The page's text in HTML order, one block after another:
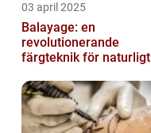
03 april 2025
Balayage: en
revolutionerande
färgteknik för naturligt